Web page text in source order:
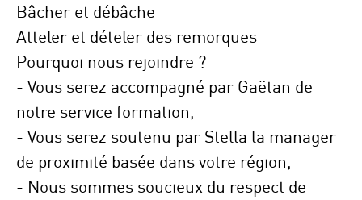
Bâcher et débâche
Atteler et dételer des remorques
Pourquoi nous rejoindre ?
- Vous serez accompagné par Gaëtan de
notre service formation,
- Vous serez soutenu par Stella la manager
de proximité basée dans votre région,
- Nous sommes soucieux du respect de